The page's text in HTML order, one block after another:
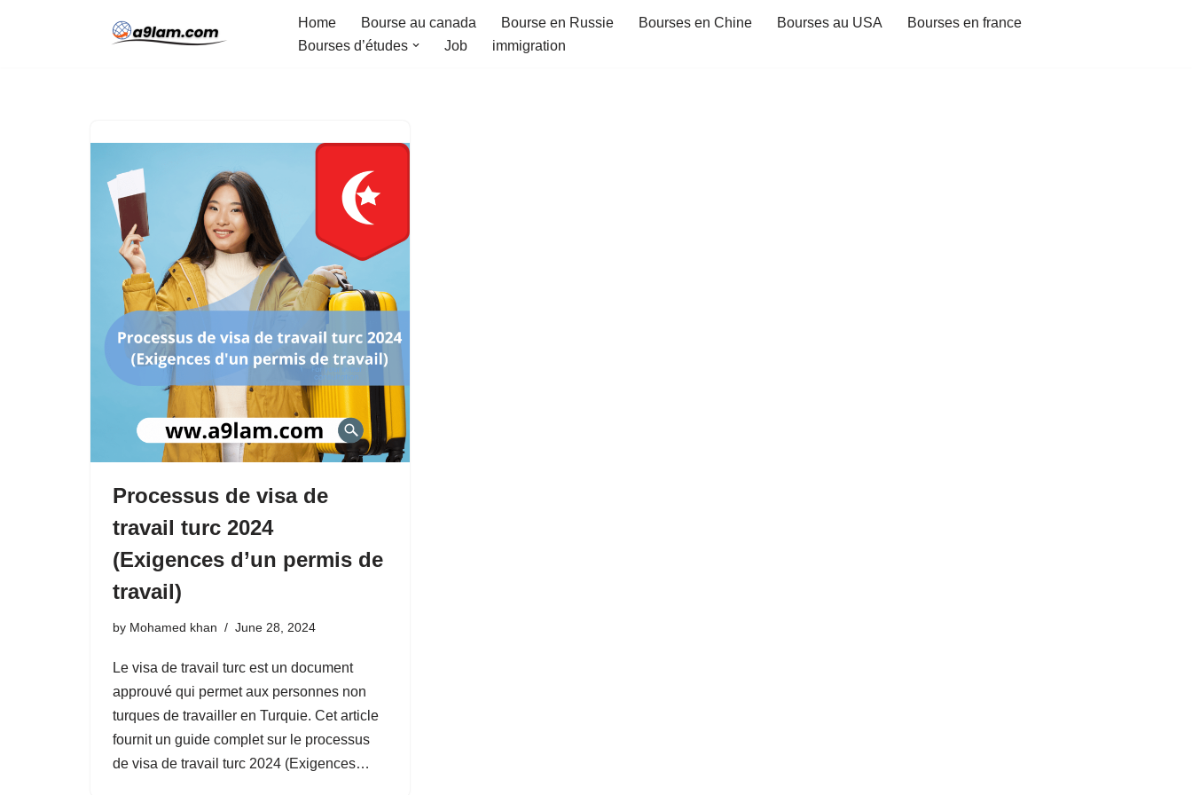
Home Bourse au canada Bourse en Russie Bourses en Chine Bourses au USA
Bourses en france
Bourses d’études
Job immigration
Processus de visa de
travail turc 2024
(Exigences d’un permis de
travail)
by Mohamed khan June 28, 2024
Le visa de travail turc est un document
approuvé qui permet aux personnes non
turques de travailler en Turquie. Cet article
fournit un guide complet sur le processus
de visa de travail turc 2024 (Exigences…